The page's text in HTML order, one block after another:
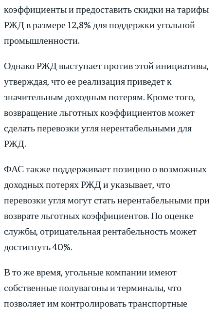
коэффициенты и предоставить скидки на тарифы
РЖД в размере 12,8% для поддержки угольной
промышленности.
Однако РЖД выступает против этой инициативы,
утверждая, что ее реализация приведет к
значительным доходным потерям. Кроме того,
возвращение льготных коэффициентов может
сделать перевозки угля нерентабельными для
РЖД.
ФАС также поддерживает позицию о возможных
доходных потерях РЖД и указывает, что
перевозки угля могут стать нерентабельными при
возврате льготных коэффициентов. По оценке
службы, отрицательная рентабельность может
достигнуть 40%.
В то же время, угольные компании имеют
собственные полувагоны и терминалы, что
позволяет им контролировать транспортные